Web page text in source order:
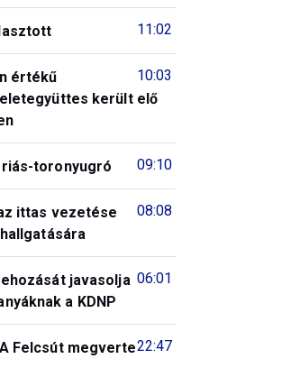
11:02
10:03
értékű
került elő
09:10
toronyugró
08:08
ittas vezetése
06:01
javasolja
a KDNP
22:47
Felcsút megverte